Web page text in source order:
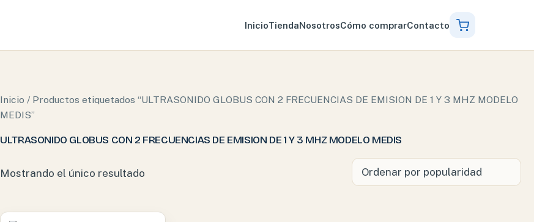
InicioTiendaNosotrosCómo comprarContacto
Inicio / Productos etiquetados “ULTRASONIDO GLOBUS CON 2 FRECUENCIAS DE EMISION DE 1 Y 3 MHZ MODELO
MEDIS”
ULTRASONIDO GLOBUS CON 2 FRECUENCIAS DE EMISION DE 1 Y 3 MHZ MODELO MEDIS
Mostrando el único resultado